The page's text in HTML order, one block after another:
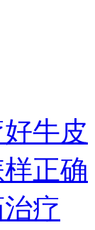
牛皮
正确
疗